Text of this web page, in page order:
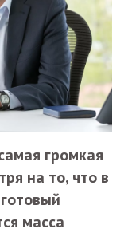
громкая
на то, что в
масса